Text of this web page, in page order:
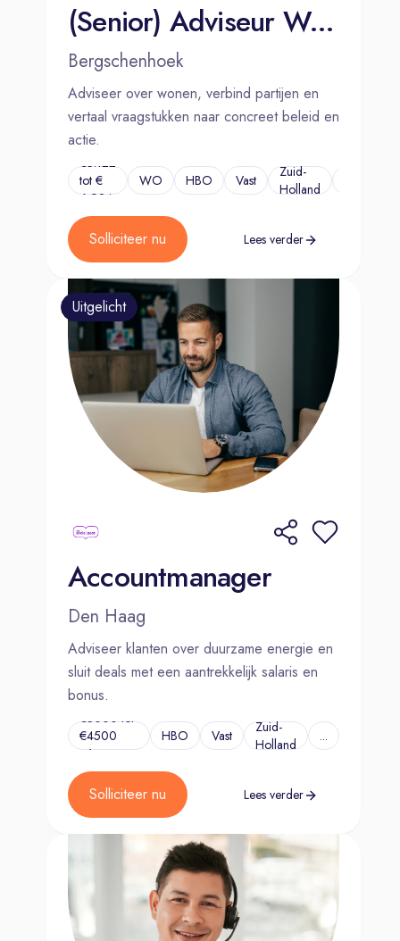
(Senior) Adviseur Wonen
Bergschenhoek
Adviseer over wonen, verbind partijen en
vertaal vraagstukken naar concreet beleid en
actie.
€5.122
tot €
6.924
WO HBO Vast
Zuid-
Holland
Solliciteer nu Lees verder
Uitgelicht
Accountmanager
Den Haag
Adviseer klanten over duurzame energie en
sluit deals met een aantrekkelijk salaris en
bonus.
€3000 tot
€4500
p/m
HBO Vast
Zuid-
Holland
...
Solliciteer nu Lees verder